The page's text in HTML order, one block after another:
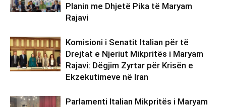
Planin me Dhjetë Pika të Maryam
Rajavi
Komisioni i Senatit Italian për të
Drejtat e Njeriut Mikpritës i Maryam
Rajavi: Dëgjim Zyrtar për Krisën e
Ekzekutimeve në Iran
Parlamenti Italian Mikpritës i Maryam